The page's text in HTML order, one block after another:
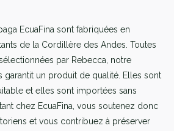
EcuaFina sont fabriquées en
de la Cordillère des Andes. Toutes
par Rebecca, notre
garantit un produit de qualité. Elles sont
et elles sont importées sans
chez EcuaFina, vous soutenez donc
et vous contribuez à préserver